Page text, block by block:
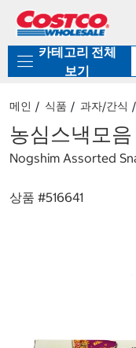
로
기
가
카테고리 전체
보기
메인 식품 과자/간식
농심스낵모
Nogshim Assorted
상품 #516641